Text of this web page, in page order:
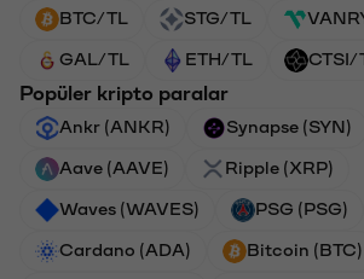
BTC/TL STG/TL
GAL/TL ETH/TL CTSI/
Popüler kripto paralar
Ankr (ANKR) Synapse (SYN)
Aave (AAVE) Ripple (XRP)
Waves (WAVES) PSG (PSG)
Cardano (ADA) Bitcoin (BTC)